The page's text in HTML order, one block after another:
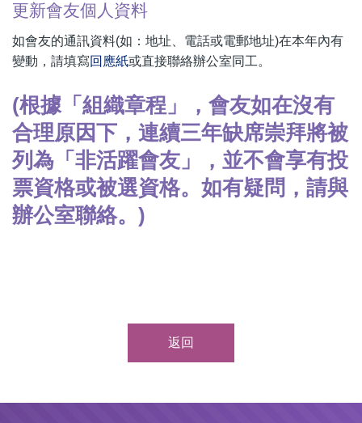
更新會友個人資料
如會友的通訊資料(如：地址、電話或電郵地址)在本年內有
變動，請填寫回應紙或直接聯絡辦公室同工。
(根據「組織章程」，會友如在沒有
合理原因下，連續三年缺席崇拜將被
列為「非活躍會友」，並不會享有投
票資格或被選資格。如有疑問，請與
辦公室聯絡。)
返回